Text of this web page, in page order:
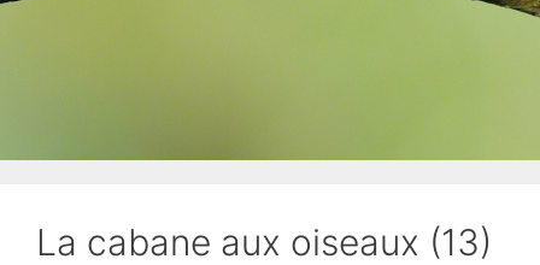
La cabane aux oiseaux (13)